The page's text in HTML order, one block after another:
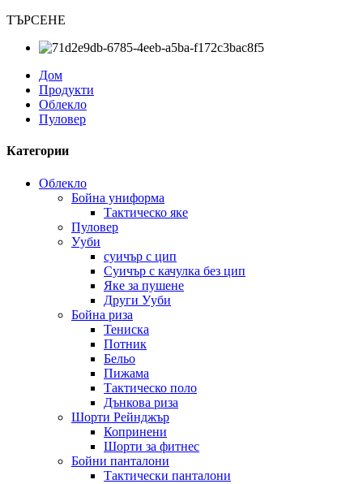
ТЪРСЕНЕ
Дом
Продукти
Облекло
Пуловер
Категории
Облекло
Бойна униформа
Тактическо яке
Пуловер
Ууби
суичър с цип
Суичър с качулка без цип
Яке за пушене
Други Ууби
Бойна риза
Тениска
Потник
Бельо
Пижама
Тактическо поло
Дънкова риза
Шорти Рейнджър
Копринени
Шорти за фитнес
Бойни панталони
Тактически панталони